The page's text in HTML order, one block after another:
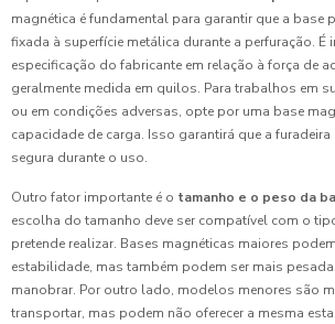
magnética é fundamental para garantir que a base
fixada à superfície metálica durante a perfuração. É
especificação do fabricante em relação à força de
geralmente medida em quilos. Para trabalhos em
ou em condições adversas, opte por uma base
capacidade de carga. Isso garantirá que a furadeira
segura durante o uso.
Outro fator importante é o tamanho e o peso da
escolha do tamanho deve ser compatível com o
pretende realizar. Bases magnéticas maiores
estabilidade, mas também podem ser mais
manobrar. Por outro lado, modelos menores são
transportar, mas podem não oferecer a mesma